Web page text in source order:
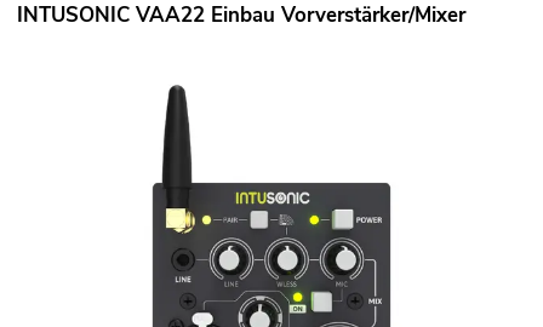
INTUSONIC VAA22 Einbau Vorverstärker/Mixer